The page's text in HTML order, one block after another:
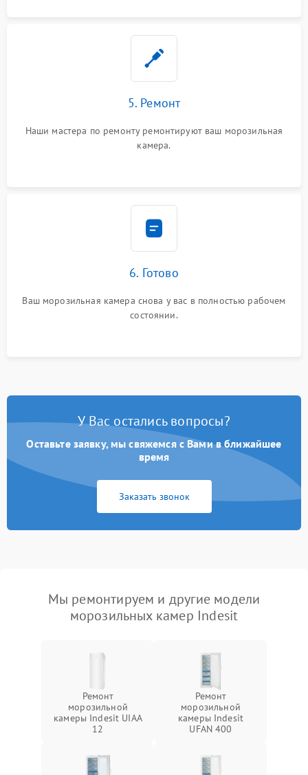
5. Ремонт
Наши мастера по ремонту ремонтируют ваш морозильная
камера.
6. Готово
Ваш морозильная камера снова у вас в полностью рабочем
состоянии.
У Вас остались вопросы?
Оставьте заявку, мы свяжемся с Вами в ближайшее
время
Заказать звонок
Мы ремонтируем и другие модели
морозильных камер Indesit
Ремонт
морозильной
камеры Indesit UIAA
12
Ремонт
морозильной
камеры Indesit
UFAN 400